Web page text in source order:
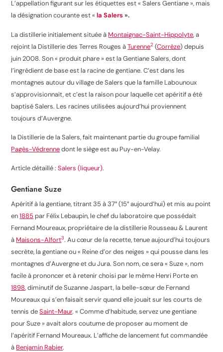
L’appellation figurant sur les étiquettes est « Salers Gentiane », mais
la désignation courante est «la Salers ».
La distillerie initialement située à Montaignac-Saint-Hippolyte, a
rejoint la Distillerie des Terres Rouges àTurenne2 (Corrèze) depuis
juin 2008. Son « produit phare » est la Gentiane Salers, dont
l’ingrédient de base est la racine de gentiane. C’est dans les
montagnes autour du village de Salers que la famille Labounoux
s’approvisionnait, et c’est la raison pour laquelle cet apéritif a été
baptisé Salers. Les racines utilisées aujourd’hui proviennent
toujours d’Auvergne.
la Distillerie de la Salers, fait maintenant partie du groupe familial
Pagès-Védrennedont le siège est au Puy-en-Velay.
Article détaillé :Salers (liqueur).
Gentiane Suze
Apéritif à la gentiane, titrant 35 à 37° (15° aujourd’hui) et mis au point
en1885 par Félix Lebaupin, le chef du laboratoire que possédait
Fernand Moureaux, propriétaire de la distillerie Rousseau & Laurent
à Maisons-Alfort3. Au cœur de la recette, tenue aujourd’hui toujours
secrète, la gentiane ou « Reine d’or des neiges » qui pousse dans les
montagnes d’Auvergne et du Jura. Son nom, ce sera « Suze », nom
facile à prononcer et à retenir choisi par le même Henri Porte en
1898, diminutif de Suzanne Jaspart, la belle-sœur de Fernand
Moureaux qui s’en faisait servir quand elle jouait sur les courts de
tennis deSaint-Maur. « Comme d’habitude, servez une gentiane
pour Suze » avait alors coutume de proposer au moment de
l’apéritif Fernand Moureaux. L’affiche de lancement fut commandée
à Benjamin Rabier.